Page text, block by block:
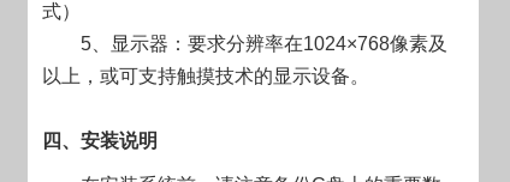
式）
5、显示器：要求分辨率在1024×768像素及
以上，或可支持触摸技术的显示设备。
四、安装说明